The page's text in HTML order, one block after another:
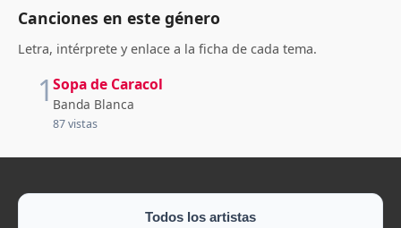
Canciones en este género
Letra, intérprete y enlace a la ficha de cada tema.
1Sopa de Caracol
Banda Blanca
87 vistas
Todos los artistas